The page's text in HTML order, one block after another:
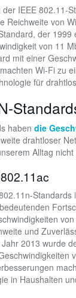
IEEE 802.11-
Reichweite von
der 1999
von 11
mit einer
Wi-Fi zu
für
haben die
drahtloser
Alltag
Standards
und
2013 wurde
in Haushalten